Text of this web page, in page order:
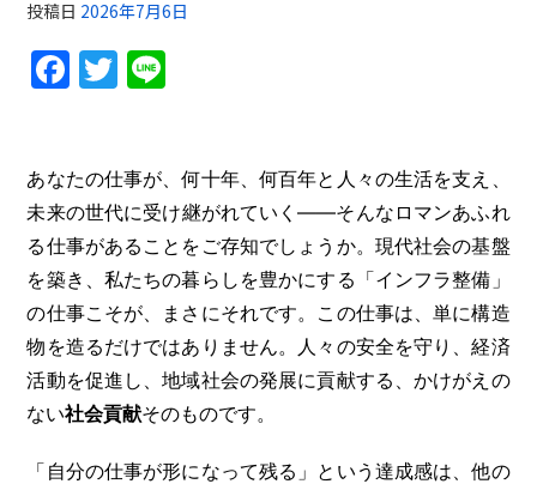
投稿日 2026年7月6日
F
a
e
b
o
o
k
T
w
er
あなたの仕事が、何十年、何百年と人々の生活を支え、
未来の世代に受け継がれていく――そんなロマンあふれ
る仕事があることをご存知でしょうか。現代社会の基盤
を築き、私たちの暮らしを豊かにする「インフラ整備」
の仕事こそが、まさにそれです。この仕事は、単に構造
物を造るだけではありません。人々の安全を守り、経済
活動を促進し、地域社会の発展に貢献する、かけがえの
ない社会貢献そのものです。
「自分の仕事が形になって残る」という達成感は、他の